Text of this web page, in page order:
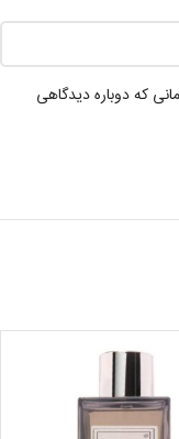
که دوباره دیدگاهی